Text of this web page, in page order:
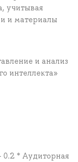
учитывая
и материалы
и анализ
интеллекта»
* Аудиторная